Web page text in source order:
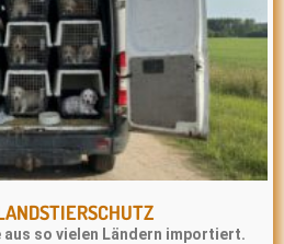
aus so vielen Ländern importiert.